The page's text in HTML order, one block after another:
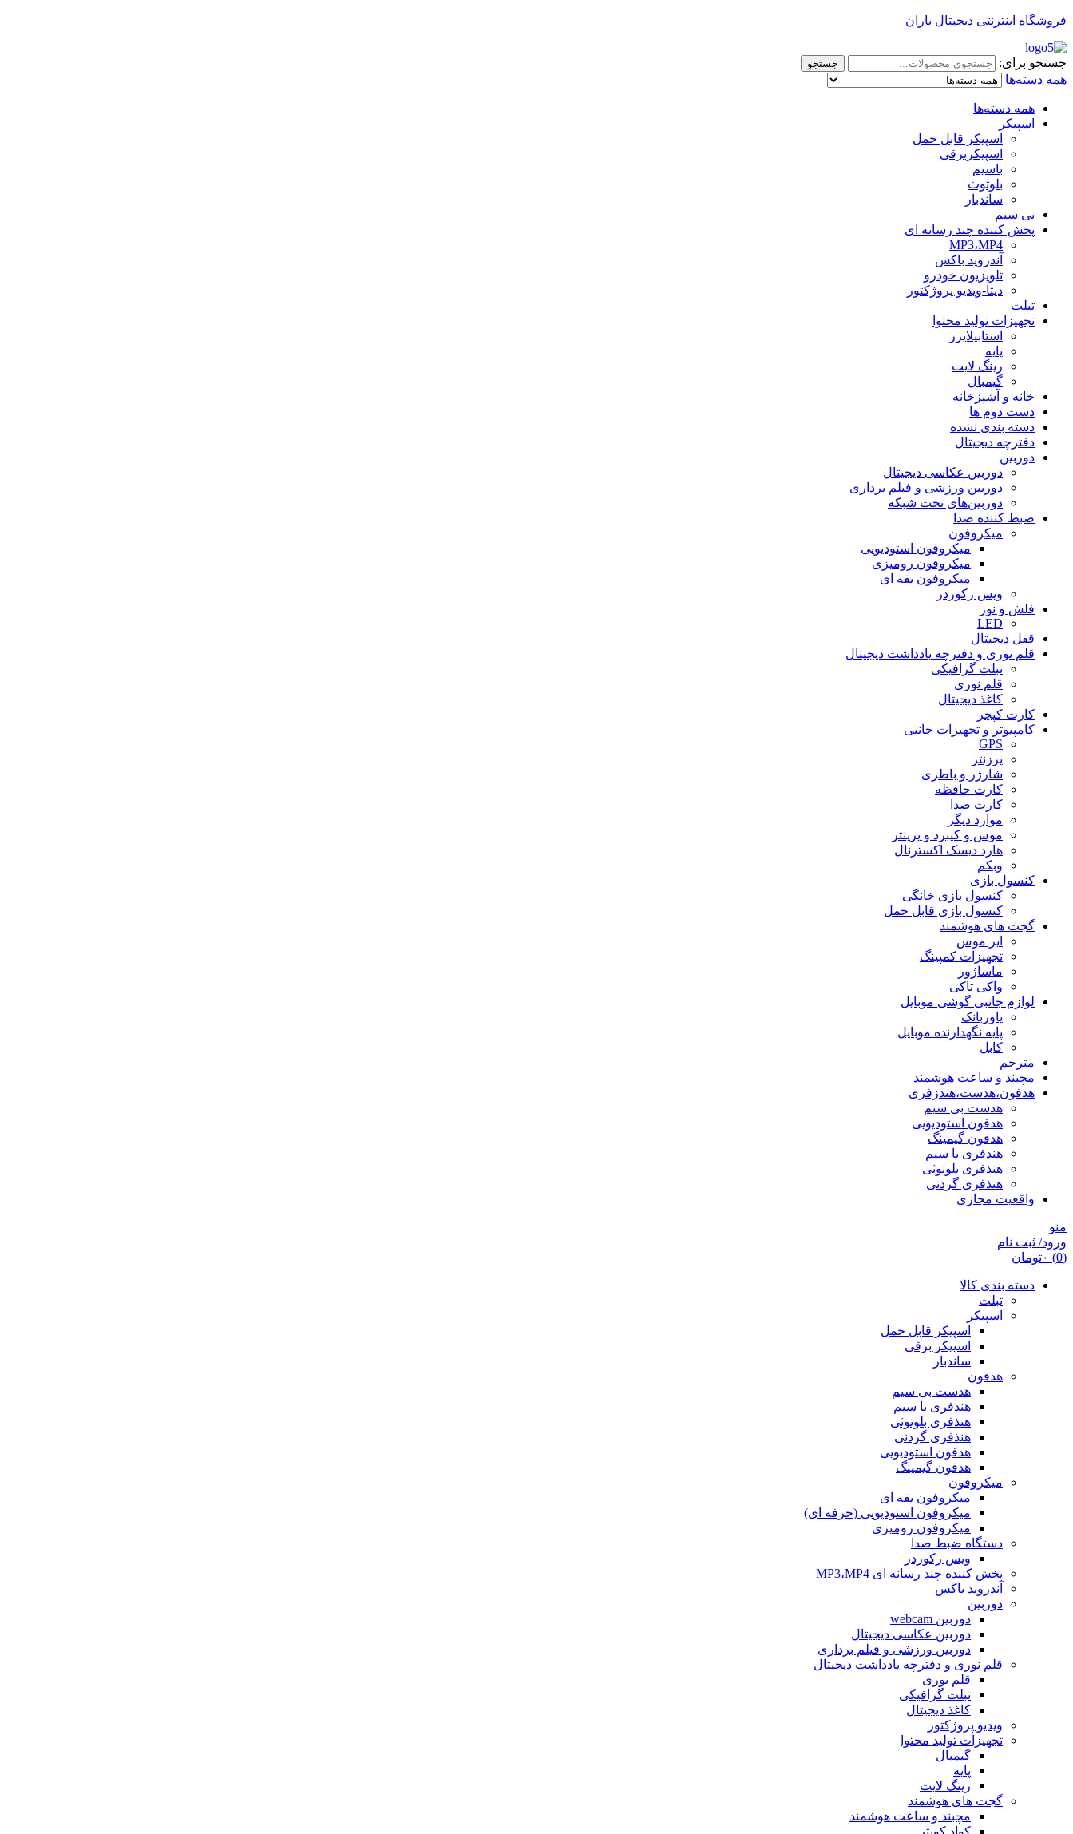
فروشگاه اینترنتی دیجیتال باران
جستجو برای: جستجو
همه دسته‌ها
همه دسته‌ها
اسپیکر
اسپیکر قابل حمل
اسپیکربرقی
باسیم
بلوتوث
ساندبار
بی سیم
پخش کننده چند رسانه ای
MP3،MP4
آندروید باکس
تلویزیون خودرو
دیتا-ویدیو پروژکتور
تبلت
تجهیزات تولید محتوا
استابیلایزر
پایه
رینگ لایت
گیمبال
خانه و آشپزخانه
دست دوم ها
دسته بندی نشده
دفترچه دیجیتال
دوربین
دوربین عکاسی دیجیتال
دوربین‌ ورزشی و فیلم برداری
دوربین‌های تحت شبکه
ضبط کننده صدا
میکروفون
میکروفون استودیویی
میکروفون رومیزی
میکروفون یقه ای
ویس رکوردر
فلش و نور
LED
قفل دیجیتال
قلم نوری و دفترچه یادداشت دیجیتال
تبلت گرافیکی
قلم نوری
کاغذ دیجیتال
کارت کپچر
کامپیوتر و تجهیزات جانبی
GPS
پرزنتر
شارژر و باطری
کارت حافظه
کارت صدا
موارد دیگر
موس و کیبرد و پرینتر
هارد دیسک اکسترنال
وبکم
کنسول بازی
کنسول بازی خانگی
کنسول بازی قابل حمل
گجت های هوشمند
ایر موس
تجهیزات کمپینگ
ماساژور
واکی تاکی
لوازم جانبی گوشی موبایل
پاوربانک
پایه نگهدارنده موبایل
کابل
مترجم
مچبند و ساعت هوشمند
هدفون،هدست،هندزفری
هدست بی سیم
هدفون استودیویی
هدفون گیمینگ
هنذفری با سیم
هنذفری بلوتوثی
هنذفری گردنی
واقعیت مجازی
منو
ورود/ ثبت نام
(0)
۰تومان
دسته بندی کالا
تبلت
اسپیکر
اسپیکر قابل حمل
اسپیکر برقی
ساندبار
هدفون
هدست بی سیم
هنذفری با سیم
هنذفری بلوتوثی
هنذفری گردنی
هدفون استودیویی
هدفون گیمینگ
میکروفون
میکروفون یقه ای
میکروفون استودیویی (حرفه ای)
میکروفون رومیزی
دستگاه ضبط صدا
ویس رکوردر
پخش کننده چند رسانه ای MP3،MP4
آندروید باکس
دوربین
دوربین webcam
دوربین عکاسی دیجیتال
دوربین‌ ورزشی و فیلم برداری
قلم نوری و دفترچه یادداشت دیجیتال
قلم نوری
تبلت گرافیکی
کاغذ دیجیتال
ویدیو پروژکتور
تجهیزات تولید محتوا
گیمبال
پایه
رینگ لایت
گجت های هوشمند
مچبند و ساعت هوشمند
کواد کوپتر